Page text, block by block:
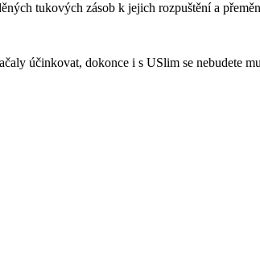
tukových zásob k jejich rozpuštění a
účinkovat, dokonce i s USlim se nebudete